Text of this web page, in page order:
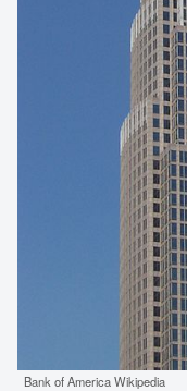
Bank of America Wikipedia